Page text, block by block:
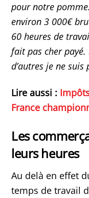
pour notre
environ 3 000€
60 heures de
fait pas cher
d’autres je ne
Lire aussi :
France
Les
leurs heures
Au delà en effet
temps de travail